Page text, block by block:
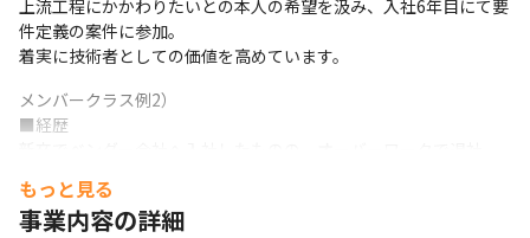
上流工程にかかわりたいとの本人の希望を汲み、入社6年目にて要
件定義の案件に参加。
着実に技術者としての価値を高めています。
メンバークラス例2）
■経歴
発エンジニアを目指し入社。
■ファンネスでのキャリア
もっと見る
事業内容の詳細